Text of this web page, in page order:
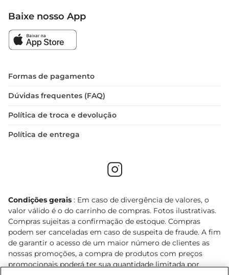
Baixe nosso App
Formas de pagamento
Dúvidas frequentes (FAQ)
Política de troca e devolução
Política de entrega
Condições gerais : Em caso de divergência de valores, o
valor válido é o do carrinho de compras. Fotos ilustrativas.
Compras sujeitas a confirmação de estoque. Compras
podem ser canceladas em caso de suspeita de fraude. A fim
de garantir o acesso de um maior número de clientes as
nossas promoções, a compra de produtos com preços
promocionais poderá ter sua quantidade limitada por